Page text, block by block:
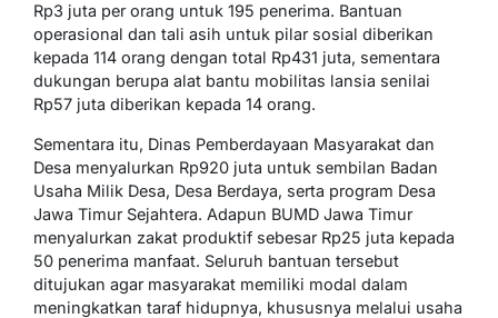
Rp3 juta per orang untuk 195 penerima. Bantuan
operasional dan tali asih untuk pilar sosial diberikan
kepada 114 orang dengan total Rp431 juta, sementara
dukungan berupa alat bantu mobilitas lansia senilai
Rp57 juta diberikan kepada 14 orang.
Sementara itu, Dinas Pemberdayaan Masyarakat dan
Desa menyalurkan Rp920 juta untuk sembilan Badan
Usaha Milik Desa, Desa Berdaya, serta program Desa
Jawa Timur Sejahtera. Adapun BUMD Jawa Timur
menyalurkan zakat produktif sebesar Rp25 juta kepada
50 penerima manfaat. Seluruh bantuan tersebut
ditujukan agar masyarakat memiliki modal dalam
meningkatkan taraf hidupnya, khususnya melalui usaha